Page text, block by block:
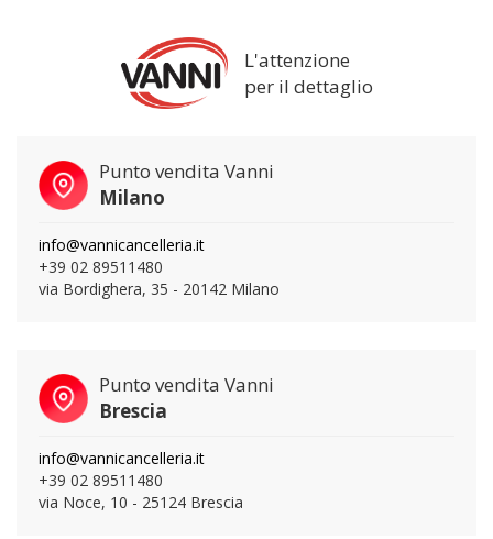
L'attenzione
per il dettaglio
Punto vendita Vanni
Milano
info@vannicancelleria.it
+39 02 89511480
via Bordighera, 35 - 20142 Milano
Punto vendita Vanni
Brescia
info@vannicancelleria.it
+39 02 89511480
via Noce, 10 - 25124 Brescia